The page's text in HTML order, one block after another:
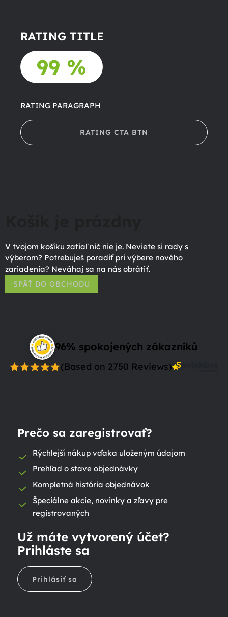
RATING TITLE
99 %
RATING PARAGRAPH
RATING CTA BTN
V tvojom košíku zatiaľ nič nie je. Neviete si rady s
výberom? Potrebuješ poradiť pri výbere nového
zariadenia? Neváhaj sa na nás obrátiť.
SPÄŤ DO OBCHODU
96% spokojených zákazníků
(Based on 2750 Reviews)
Prečo sa zaregistrovať?
Rýchlejší nákup vďaka uloženým údajom
Prehľad o stave objednávky
Kompletná história objednávok
Špeciálne akcie, novinky a zľavy pre
registrovaných
Už máte vytvorený účet?
Prihláste sa
Prihlásiť sa